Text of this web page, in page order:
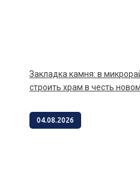
Закладка камня: в микрорайоне Полёт начали
строить храм в честь
04.08.2026